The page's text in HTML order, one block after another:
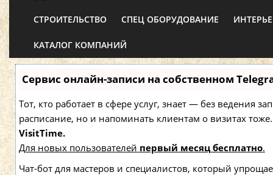
СТРОИТЕЛЬСТВО СПЕЦ ОБОРУДОВАНИЕ
КАТАЛОГ КОМПАНИЙ
Сервис онлайн-записи на собственном
Тот, кто работает в сфере услуг, знает — без ведения
расписание, но и напоминать клиентам о визитах
VisitTime.
Для новых пользователей первый месяц бесплатно.
Чат-бот для мастеров и специалистов, который